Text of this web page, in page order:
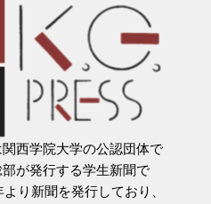
関西学院大学の公認団体で
が発行する学生新聞で
り新聞を発行しており、